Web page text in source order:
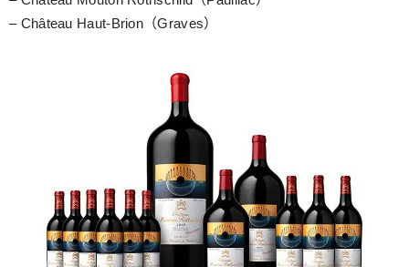
– Château Haut-Brion（Graves）